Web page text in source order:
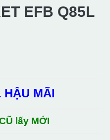
EFB Q85L
HẬU MÃI
lấy MỚI